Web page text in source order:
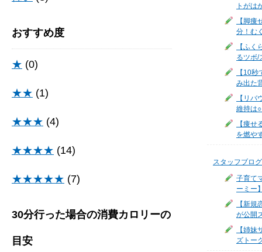
おすすめ度
★ (0)
★★ (1)
★★★ (4)
★★★★ (14)
★★★★★ (7)
30分行った場合の消費カロリーの
目安
トがは
【脚
分！む
【ふ
るツボ/
【10
み出た
【リ
維持は
【痩
を燃や
スタッフブログ
子育て
ーミー
【新
が公開
【姉
ズトー